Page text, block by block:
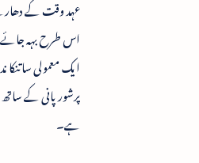
عہد وقت کے
اس طرح بہہ جائے
ایک معمولی سا
پرشور پانی کے ساتھ
ہے۔